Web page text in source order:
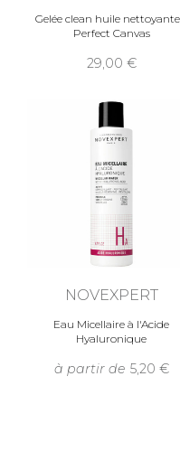
Gelée clean huile
Perfect Canvas
29,00
NOVEXPERT
Eau Micellaire à l'Acide
Hyaluronique
à partir de 5,20